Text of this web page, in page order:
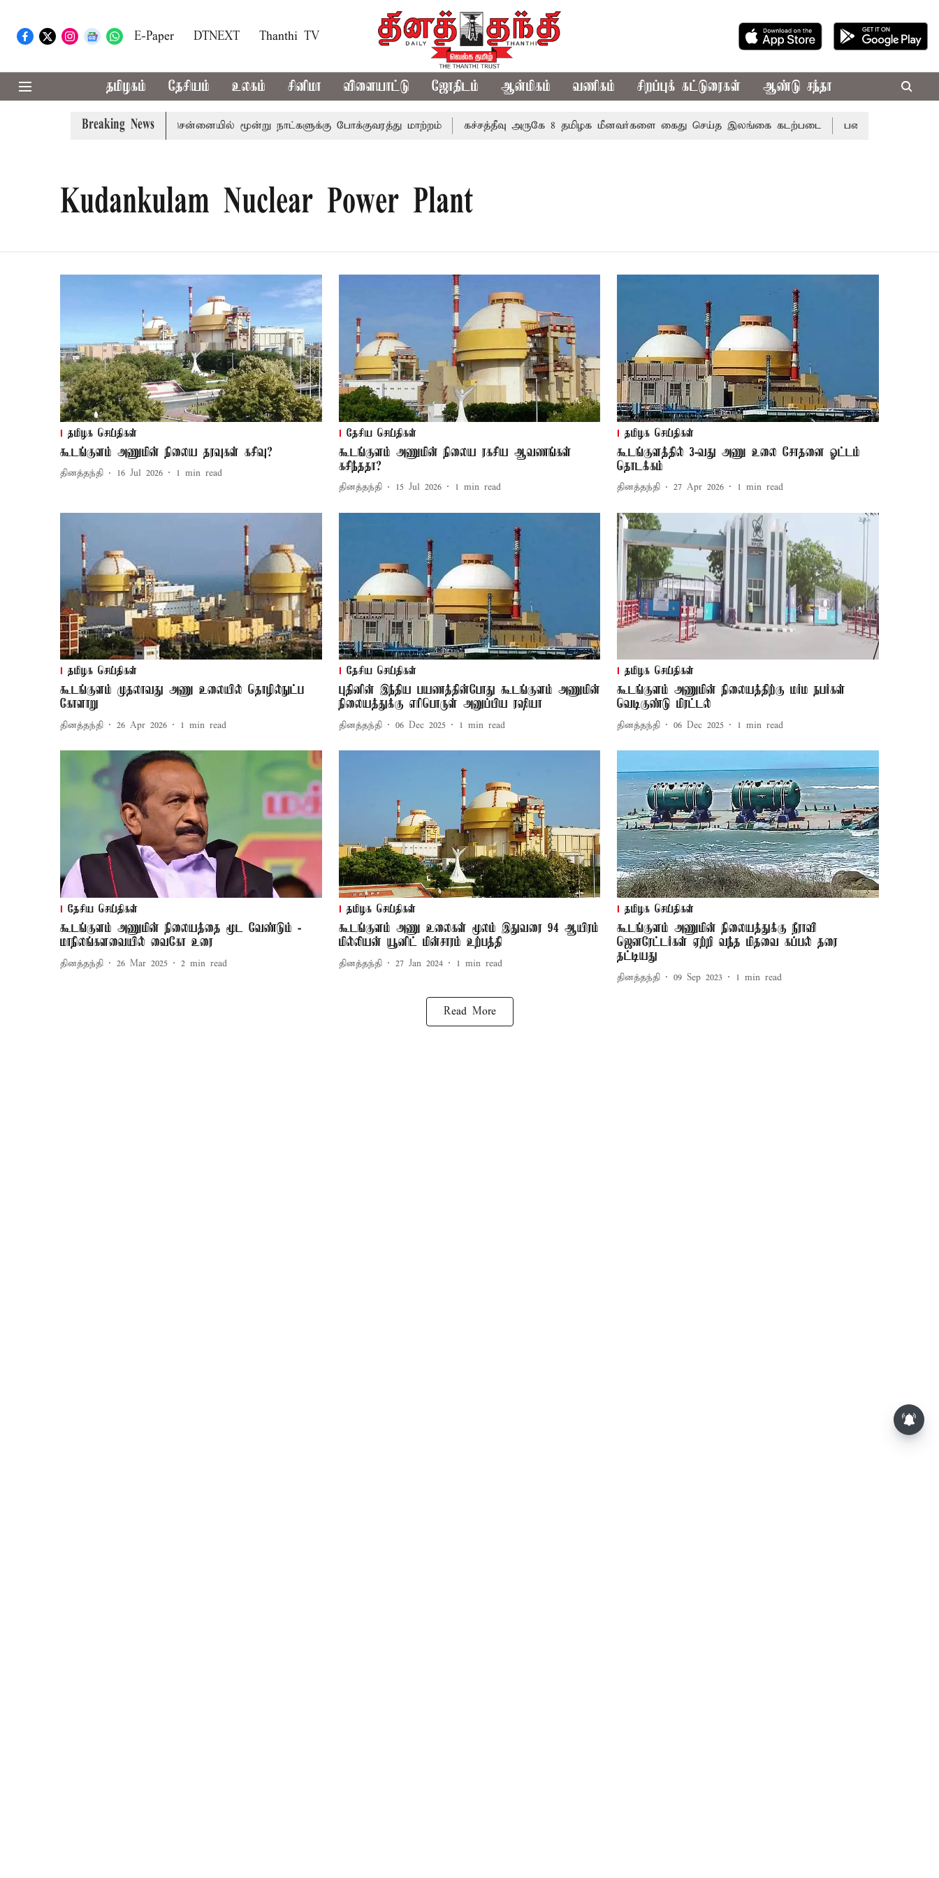
E-Paper DTNEXT Thanthi TV
தமிழகம் தேசியம் உலகம் சினிமா விளையாட்டு ஜோதிடம் ஆன்மிகம் வணிகம் சிறப்புக் கட்டுரைகள் ஆண்டு சந்தா
Breaking News
தின விழா ஒத்திகை: சென்னையில் மூன்று நாட்களுக்கு போக்குவரத்து மாற்றம் கச்சத்தீவு அருகே 8 தமிழக மீனவர்களை கைது செய்த இலங்கை கடற்படை பணியிடத்தில் மதிப்பு
Kudankulam Nuclear Power Plant
தமிழக செய்திகள்
கூடங்குளம் அணுமின் நிலைய தரவுகள் கசிவு?
தினத்தந்தி 16 Jul 2026 1 min read
தேசிய செய்திகள்
கூடங்குளம் அணுமின் நிலைய ரகசிய ஆவணங்கள்
கசிந்ததா?
தினத்தந்தி 15 Jul 2026 1 min read
தமிழக செய்திகள்
கூடங்குளத்தில் 3-வது அணு உலை சோதனை ஓட்டம்
தொடக்கம்
தினத்தந்தி 27 Apr 2026 1 min read
தமிழக செய்திகள்
கூடங்குளம் முதலாவது அணு உலையில் தொழில்நுட்ப
கோளாறு
தினத்தந்தி 26 Apr 2026 1 min read
தேசிய செய்திகள்
புதினின் இந்திய பயணத்தின்போது கூடங்குளம் அணுமின்
நிலையத்துக்கு எரிபொருள் அனுப்பிய ரஷியா
தினத்தந்தி 06 Dec 2025 1 min read
தமிழக செய்திகள்
கூடங்குளம் அணுமின் நிலையத்திற்கு மர்ம நபர்கள்
வெடிகுண்டு மிரட்டல்
தினத்தந்தி 06 Dec 2025 1 min read
தேசிய செய்திகள்
கூடங்குளம் அணுமின் நிலையத்தை மூட வேண்டும் -
மாநிலங்களவையில் வைகோ உரை
தினத்தந்தி 26 Mar 2025 2 min read
தமிழக செய்திகள்
கூடங்குளம் அணு உலைகள் மூலம் இதுவரை 94 ஆயிரம்
மில்லியன் யூனிட் மின்சாரம் உற்பத்தி
தினத்தந்தி 27 Jan 2024 1 min read
தமிழக செய்திகள்
கூடங்குளம் அணுமின் நிலையத்துக்கு நீராவி
ஜெனரேட்டர்கள் ஏற்றி வந்த மிதவை கப்பல் தரை
தட்டியது
தினத்தந்தி 09 Sep 2023 1 min read
Read More